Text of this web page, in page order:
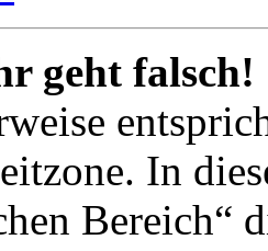
geht falsch!
In
Bereich“